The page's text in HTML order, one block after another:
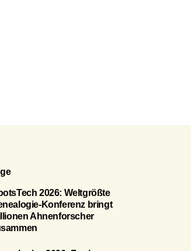
2026: Weltgrößte
Konferenz bringt
Ahnenforscher